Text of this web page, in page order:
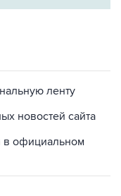
ленту
новостей сайта
в официальном